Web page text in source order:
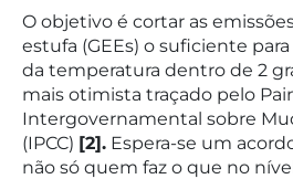
O objetivo é cortar as
estufa (GEEs) o suficiente
da temperatura dentro de 2
mais otimista traçado pelo
Intergovernamental sobre
(IPCC) [2]. Espera-se um
não só quem faz o que no